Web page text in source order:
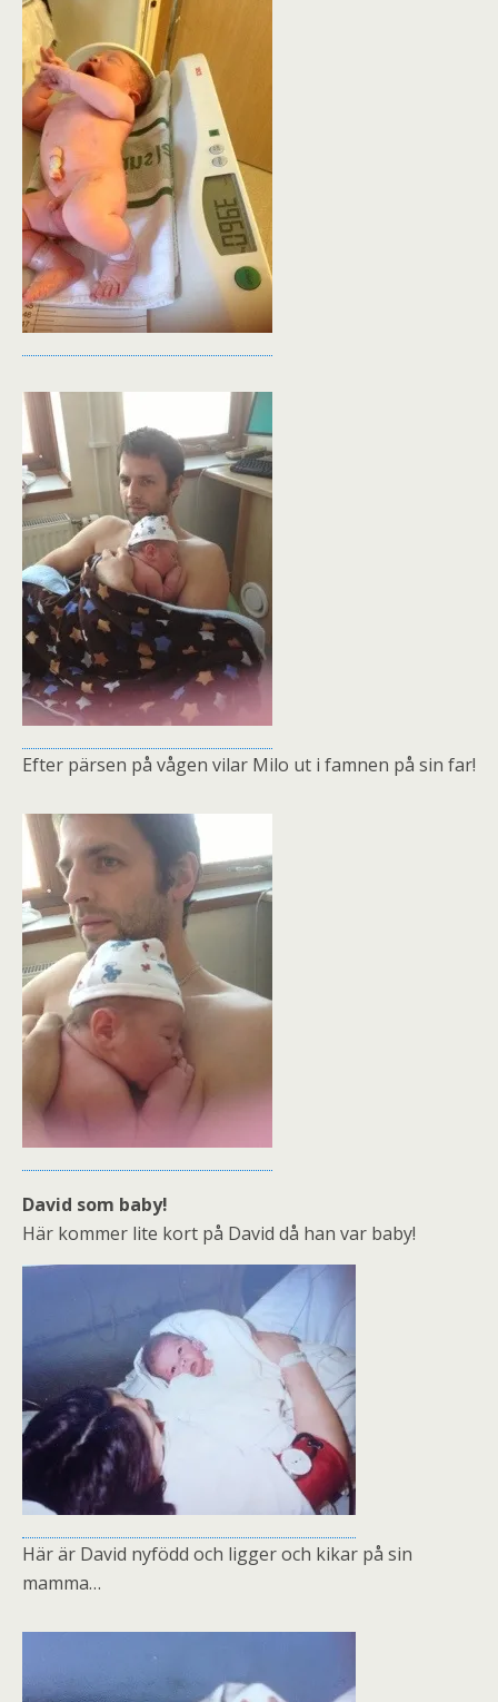
Efter pärsen på vågen vilar Milo ut i famnen på sin far!
David som baby!
Här kommer lite kort på David då han var baby!
Här är David nyfödd och ligger och kikar på sin
mamma…